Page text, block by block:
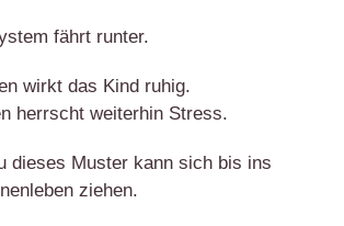
fährt runter.
wirkt das Kind ruhig.
herrscht weiterhin Stress.
dieses Muster kann sich bis ins
ziehen.